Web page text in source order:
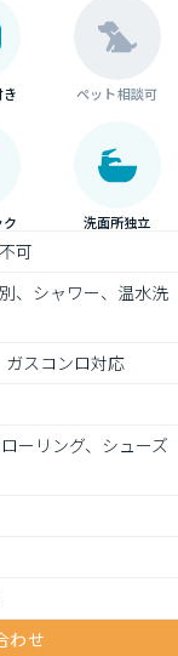
ペット相談可
洗面所独立
可
、シャワー、温水洗
ガスコンロ対応
ーリング、シューズ
わせ